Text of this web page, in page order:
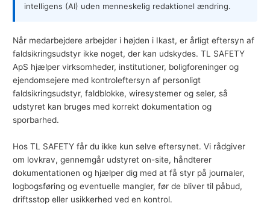
intelligens (AI) uden menneskelig redaktionel ændring.
Når medarbejdere arbejder i højden i Ikast, er årligt eftersyn af
faldsikringsudstyr ikke noget, der kan udskydes. TL SAFETY
ApS hjælper virksomheder, institutioner, boligforeninger og
ejendomsejere med kontroleftersyn af personligt
faldsikringsudstyr,faldblokke, wiresystemer og seler, så
udstyret kan bruges med korrekt dokumentation og
sporbarhed.
Hos TL SAFETY får du ikke kun selve eftersynet. Vi rådgiver
om lovkrav, gennemgår udstyret on-site, håndterer
dokumentationen og hjælper dig med at få styr på journaler,
logbogsføring og eventuelle mangler, før de bliver til påbud,
driftsstop eller usikkerhed ved en kontrol.